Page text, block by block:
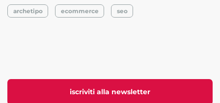
iscriviti alla newsletter
archetipo ecommerce seo